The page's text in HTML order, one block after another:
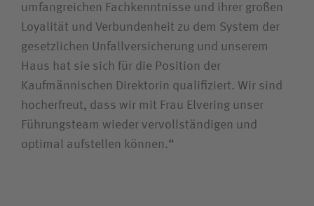
umfangreichen Fachkenntnisse und ihrer großen
Loyalität und Verbundenheit zu dem System der
gesetzlichen Unfall­versicherung und unserem
Haus hat sie sich für die Position der
Kaufmännischen Direktorin qualifiziert. Wir sind
hocherfreut, dass wir mit Frau Elvering unser
Führungsteam wieder vervollständigen und
optimal aufstellen können.“